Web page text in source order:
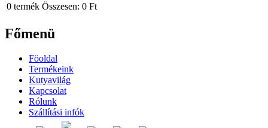
0 termék Összesen: 0 Ft
Főmenü
Föoldal
Termékeink
Kutyavilág
Kapcsolat
Rólunk
Szállítási infók